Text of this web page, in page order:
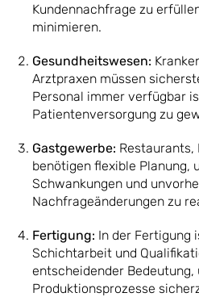
Kundennachfrage zu
minimieren.
Gesundheitswesen:
Arztpraxen müssen
Personal immer verfügbar
Patientenversorgung zu
Gastgewerbe: Restaurants,
benötigen flexible Planung,
Schwankungen und
Nachfrageänderungen zu
Fertigung: In der Fertigung
Schichtarbeit und
entscheidender Bedeutung,
Produktionsprozesse